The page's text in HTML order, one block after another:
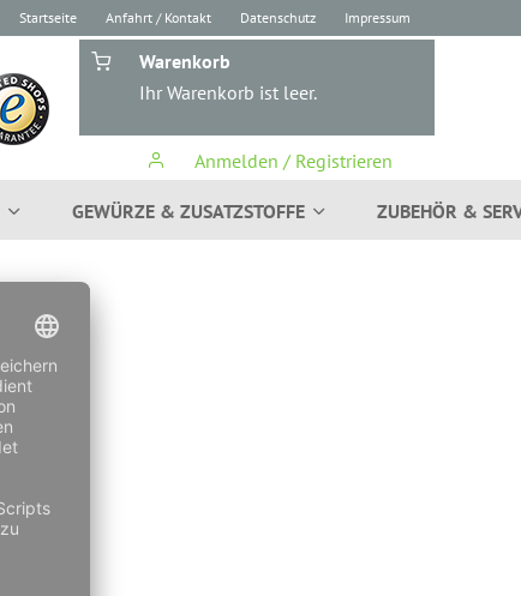
Startseite Anfahrt / Kontakt Datenschutz Impressum
Anmelden / Registrieren
Warenkorb
Ihr Warenkorb ist leer.
GEWÜRZE & ZUSATZSTOFFE ZUBEHÖR &